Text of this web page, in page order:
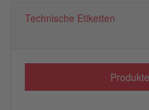
Technische Etiketten